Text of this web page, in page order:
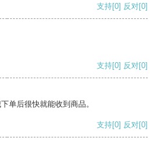
支持[0] 反对[0]
支持[0] 反对[0]
单后很快就能收到商品。
支持[0] 反对[0]